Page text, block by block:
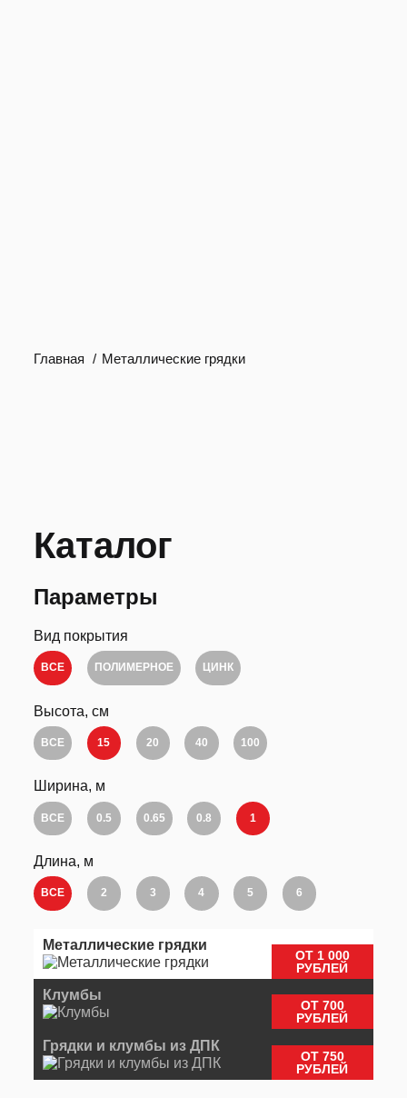
Главная Металлические грядки
Каталог
Параметры
Вид покрытия
ВСЕ ПОЛИМЕРНОЕ ЦИНК
Высота, см
ВСЕ 15 20 40 100
Ширина, м
ВСЕ 0.5 0.65 0.8 1
Длина, м
ВСЕ 2 3 4 5 6
Металлические грядки
ОТ 1 000
РУБЛЕЙ
Клумбы
ОТ 700
РУБЛЕЙ
Грядки и клумбы из ДПК
ОТ 750
РУБЛЕЙ